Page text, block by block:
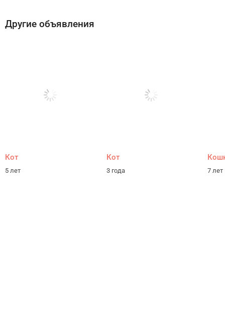
Другие объявления
Кот
5 лет
Кот
3 года 7 лет